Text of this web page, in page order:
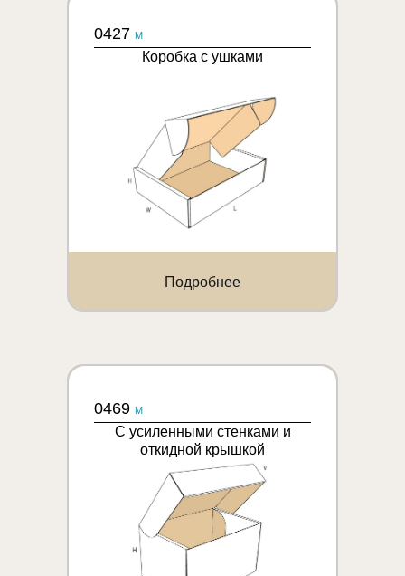
0427 M
Коробка с ушками
Подробнее
0469 M
С усиленными стенками и
откидной крышкой